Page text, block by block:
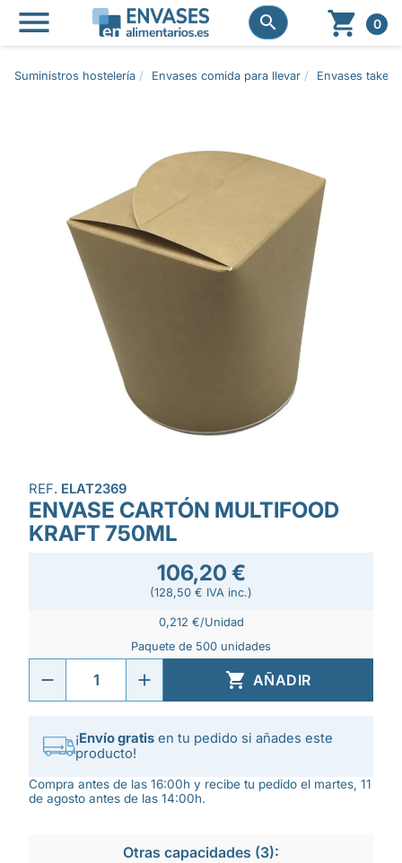
 
  0
Suministros hostelería Envases comida para llevar Envases take
REF. ELAT2369
ENVASE CARTÓN MULTIFOOD
KRAFT 750ML
106,20 €
(128,50 € IVA inc.)
0,212 €/Unidad
Paquete de 500 unidades
 AÑADIR
¡Envío gratis en tu pedido si añades este
producto!
Compra antes de las 16:00h y recibe tu pedido el martes, 11
de agosto antes de las 14:00h.
Otras capacidades (3):